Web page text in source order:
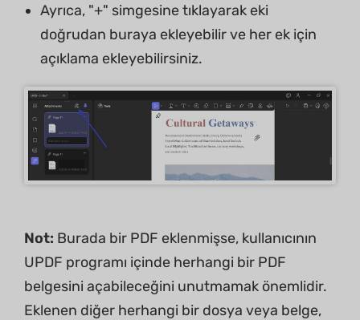
Ayrıca, "+" simgesine tıklayarak eki
doğrudan buraya ekleyebilir ve her ek için
açıklama ekleyebilirsiniz.
Not: Burada bir PDF eklenmişse, kullanıcının
UPDF programı içinde herhangi bir PDF
belgesini açabileceğini unutmamak önemlidir.
Eklenen diğer herhangi bir dosya veya belge,